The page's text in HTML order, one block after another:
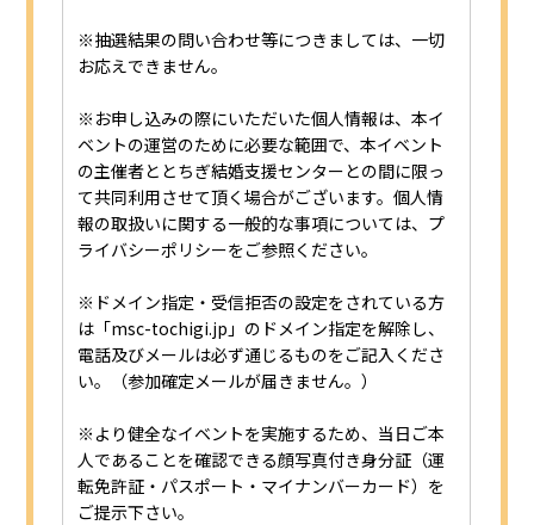
※抽選結果の問い合わせ等につきましては、一切
お応えできません。
※お申し込みの際にいただいた個人情報は、本イ
ベントの運営のために必要な範囲で、本イベント
の主催者ととちぎ結婚支援センターとの間に限っ
て共同利用させて頂く場合がございます。個人情
報の取扱いに関する一般的な事項については、プ
ライバシーポリシーをご参照ください。
※ドメイン指定・受信拒否の設定をされている方
は「msc-tochigi.jp」のドメイン指定を解除し、
電話及びメールは必ず通じるものをご記入くださ
い。（参加確定メールが届きません。）
※より健全なイベントを実施するため、当日ご本
人であることを確認できる顔写真付き身分証（運
転免許証・パスポート・マイナンバーカード）を
ご提示下さい。